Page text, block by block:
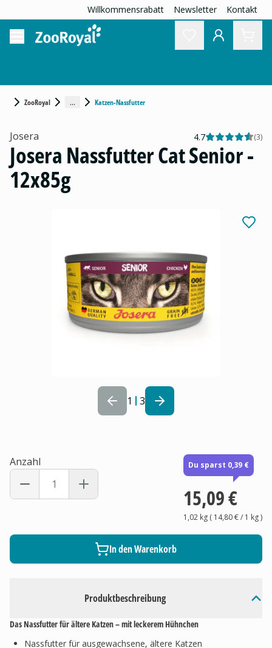
Willkommensrabatt Newsletter Kontakt
ZooRoyal ... Katzen-Nassfutter
1 3
Produktbeschreibung
Das Nassfutter für ältere Katzen – mit leckerem Hühnchen
Nassfutter für ausgewachsene, ältere Katzen
Josera 4.7 (3)
Josera Nassfutter Cat Senior -
12x85g
Anzahl Du sparst 0,39 €
15,09 €
1,02 kg( 14,80 €/ 1 kg)
In den Warenkorb